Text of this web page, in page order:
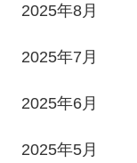
2025年8月
2025年7月
2025年6月
2025年5月